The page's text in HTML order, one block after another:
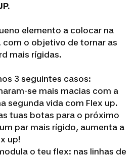
elemento a colocar na
com o objetivo de tornar as
mais rígidas.
3 seguintes casos:
se mais macias com a
segunda vida com Flex up.
tuas botas para o próximo
par mais rígido, aumenta a
up!
o teu flex: nas linhas de